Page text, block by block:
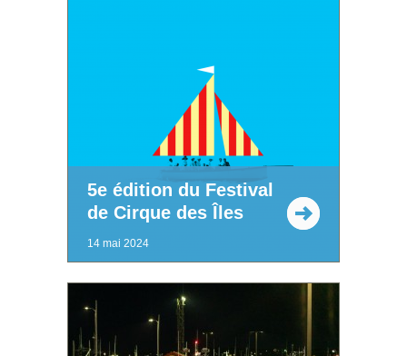
5e édition du Festival
de Cirque des Îles
14 mai 2024